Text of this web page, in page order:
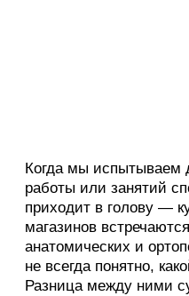
Когда мы испытываем
работы или занятий
приходит в голову —
магазинов
анатомических и
не всегда понятно,
Разница между ними